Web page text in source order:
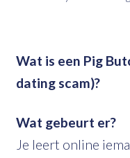
Wat is een Pig
dating scam)?
Wat gebeurt er?
Je leert online